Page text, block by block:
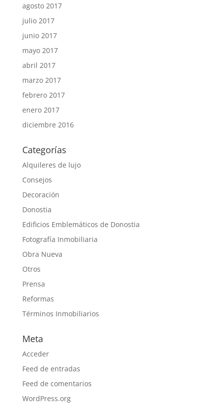
agosto 2017
julio 2017
junio 2017
mayo 2017
abril 2017
marzo 2017
febrero 2017
enero 2017
diciembre 2016
Categorías
Alquileres de lujo
Consejos
Decoración
Donostia
Edificios Emblemáticos de Donostia
Fotografía Inmobiliaria
Obra Nueva
Otros
Prensa
Reformas
Términos Inmobiliarios
Meta
Acceder
Feed de entradas
Feed de comentarios
WordPress.org